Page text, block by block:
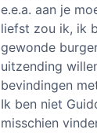
e.e.a. aan je
liefst zou ik, ik
gewonde
uitzending
bevindingen
Ik ben niet
misschien